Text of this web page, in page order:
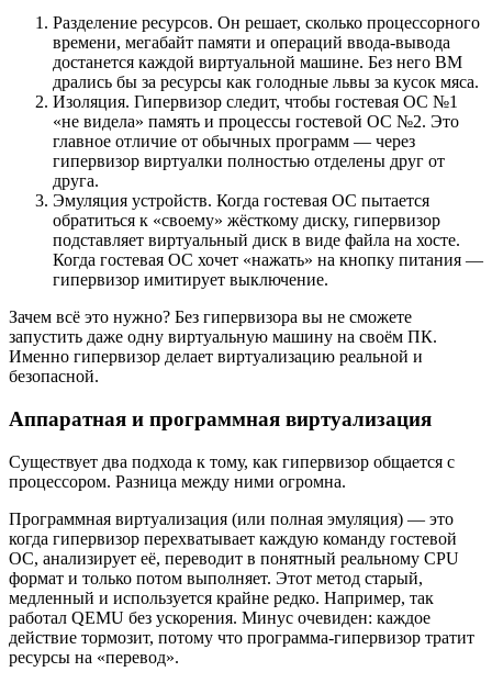
Разделение ресурсов. Он решает, сколько процессорного
времени, мегабайт памяти и операций ввода-вывода
достанется каждой виртуальной машине. Без него ВМ
дрались бы за ресурсы как голодные львы за кусок мяса.
Изоляция. Гипервизор следит, чтобы гостевая ОС №1
«не видела» память и процессы гостевой ОС №2. Это
главное отличие от обычных программ — через
гипервизор виртуалки полностью отделены друг от
друга.
Эмуляция устройств. Когда гостевая ОС пытается
обратиться к «своему» жёсткому диску, гипервизор
подставляет виртуальный диск в виде файла на хосте.
Когда гостевая ОС хочет «нажать» на кнопку питания —
гипервизор имитирует выключение.
Зачем всё это нужно? Без гипервизора вы не сможете
запустить даже одну виртуальную машину на своём ПК.
Именно гипервизор делает виртуализацию реальной и
безопасной.
Аппаратная и программная виртуализация
Существует два подхода к тому, как гипервизор общается с
процессором. Разница между ними огромна.
Программная виртуализация (или полная эмуляция) — это
когда гипервизор перехватывает каждую команду гостевой
ОС, анализирует её, переводит в понятный реальному CPU
формат и только потом выполняет. Этот метод старый,
медленный и используется крайне редко. Например, так
работал QEMU без ускорения. Минус очевиден: каждое
действие тормозит, потому что программа-гипервизор тратит
ресурсы на «перевод».